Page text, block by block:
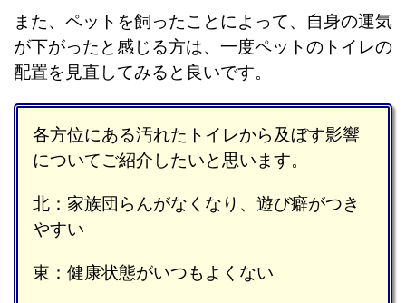
また、ペットを飼ったことによって、自身の運気
が下がったと感じる方は、一度ペットのトイレの
配置を見直してみると良いです。
各方位にある汚れたトイレから及ぼす影響
についてご紹介したいと思います。
北：家族団らんがなくなり、遊び癖がつき
やすい
東：健康状態がいつもよくない